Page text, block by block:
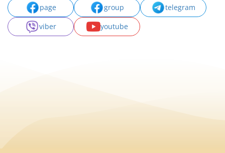
page group
telegram
viber
youtube